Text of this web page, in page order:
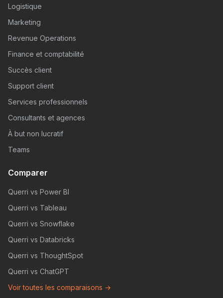
Logistique
Marketing
Revenue Operations
Finance et comptabilité
Succès client
Support client
Services professionnels
Consultants et agences
À but non lucratif
Teams
Comparer
Querri vs Power BI
Querri vs Tableau
Querri vs Snowflake
Querri vs Databricks
Querri vs ThoughtSpot
Querri vs ChatGPT
Voir toutes les comparaisons →